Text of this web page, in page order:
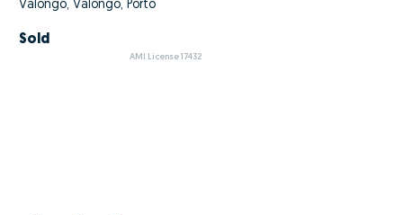
Valongo, Valongo, Porto
Sold
AMI License 17432